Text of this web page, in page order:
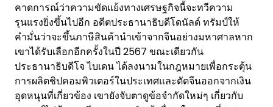
คาดการณ์ว่าความขัดแย้งทางเศรษฐกิจนี้จะทวีความ
รุนแรงยิ่งขึ้นไปอีก อดีตประธานาธิบดีโดนัลด์ ทรัมป์ให้
คำมั่นว่าจะขึ้นภาษีสินค้านำเข้าจากจีนอย่างมหาศาลหาก
เขาได้รับเลือกอีกครั้งในปี 2567 ขณะเดียวกัน
ประธานาธิบดีโจ ไบเดน ได้ลงนามในกฎหมายเพื่อกระตุ้น
การผลิตชิปคอมพิวเตอร์ในประเทศและตัดจีนออกจากเงิน
อุดหนุนที่เกี่ยวข้อง เขายังจับตาดูข้อจำกัดใหม่ๆ เกี่ยวกับ